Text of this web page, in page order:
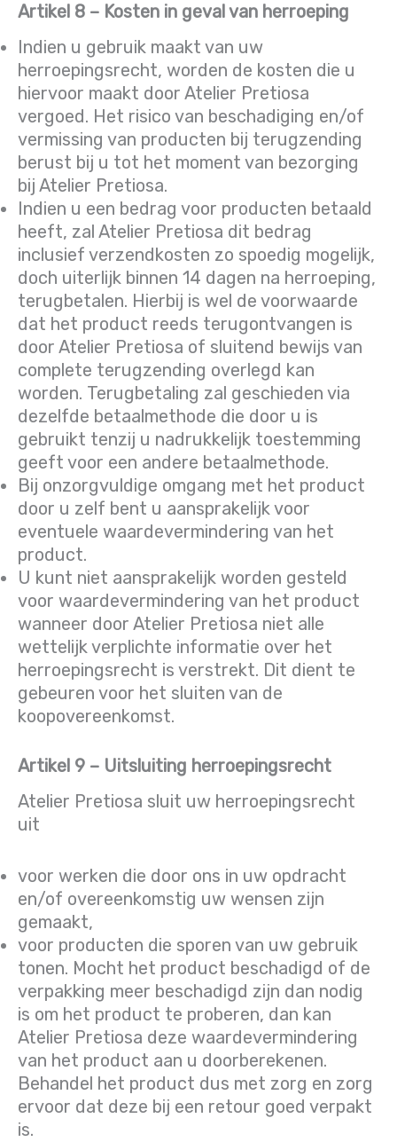
Artikel 8 – Kosten in geval van herroeping
Indien u gebruik maakt van uw
herroepingsrecht, worden de kosten die u
hiervoor maakt door Atelier Pretiosa
vergoed. Het risico van beschadiging en/of
vermissing van producten bij terugzending
berust bij u tot het moment van bezorging
bij Atelier Pretiosa.
Indien u een bedrag voor producten betaald
heeft, zal Atelier Pretiosa dit bedrag
inclusief verzendkosten zo spoedig mogelijk,
doch uiterlijk binnen 14 dagen na herroeping,
terugbetalen. Hierbij is wel de voorwaarde
dat het product reeds terugontvangen is
door Atelier Pretiosa of sluitend bewijs van
complete terugzending overlegd kan
worden. Terugbetaling zal geschieden via
dezelfde betaalmethode die door u is
gebruikt tenzij u nadrukkelijk toestemming
geeft voor een andere betaalmethode.
Bij onzorgvuldige omgang met het product
door u zelf bent u aansprakelijk voor
eventuele waardevermindering van het
product.
U kunt niet aansprakelijk worden gesteld
voor waardevermindering van het product
wanneer door Atelier Pretiosa niet alle
wettelijk verplichte informatie over het
herroepingsrecht is verstrekt. Dit dient te
gebeuren voor het sluiten van de
koopovereenkomst.
Artikel 9 – Uitsluiting herroepingsrecht
Atelier Pretiosa sluit uw herroepingsrecht
uit
voor werken die door ons in uw opdracht
en/of overeenkomstig uw wensen zijn
gemaakt,
voor producten die sporen van uw gebruik
tonen. Mocht het product beschadigd of de
verpakking meer beschadigd zijn dan nodig
is om het product te proberen, dan kan
Atelier Pretiosa deze waardevermindering
van het product aan u doorberekenen.
Behandel het product dus met zorg en zorg
ervoor dat deze bij een retour goed verpakt
is.